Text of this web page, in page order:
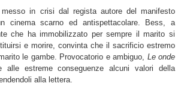
messo in crisi dal regista autore del manifesto
cinema scarno ed antispettacolare. Bess, a
che ha immobilizzato per sempre il marito si
e morire, convinta che il sacrificio estremo
le gambe. Provocatorio e ambiguo, Le onde
alle estreme conseguenze alcuni valori della
alla lettera.